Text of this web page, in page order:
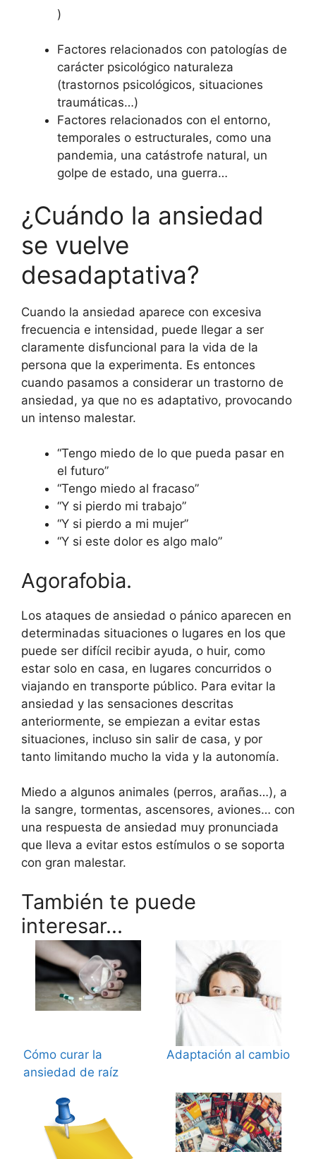
)
Factores relacionados con patologías de
carácter psicológico naturaleza
(trastornos psicológicos, situaciones
traumáticas…)
Factores relacionados con el entorno,
temporales o estructurales, como una
pandemia, una catástrofe natural, un
golpe de estado, una guerra…
¿Cuándo la ansiedad
se vuelve
desadaptativa?
Cuando la ansiedad aparece con excesiva
frecuencia e intensidad, puede llegar a ser
claramente disfuncional para la vida de la
persona que la experimenta. Es entonces
cuando pasamos a considerar un trastorno de
ansiedad, ya que no es adaptativo, provocando
un intenso malestar.
“Tengo miedo de lo que pueda pasar en
el futuro”
“Tengo miedo al fracaso”
“Y si pierdo mi trabajo”
“Y si pierdo a mi mujer”
“Y si este dolor es algo malo”
Agorafobia.
Los ataques de ansiedad o pánico aparecen en
determinadas situaciones o lugares en los que
puede ser difícil recibir ayuda, o huir, como
estar solo en casa, en lugares concurridos o
viajando en transporte público. Para evitar la
ansiedad y las sensaciones descritas
anteriormente, se empiezan a evitar estas
situaciones, incluso sin salir de casa, y por
tanto limitando mucho la vida y la autonomía.
Miedo a algunos animales (perros, arañas…), a
la sangre, tormentas, ascensores, aviones… con
una respuesta de ansiedad muy pronunciada
que lleva a evitar estos estímulos o se soporta
con gran malestar.
También te puede
interesar...
Cómo curar la
ansiedad de raíz
Adaptación al cambio